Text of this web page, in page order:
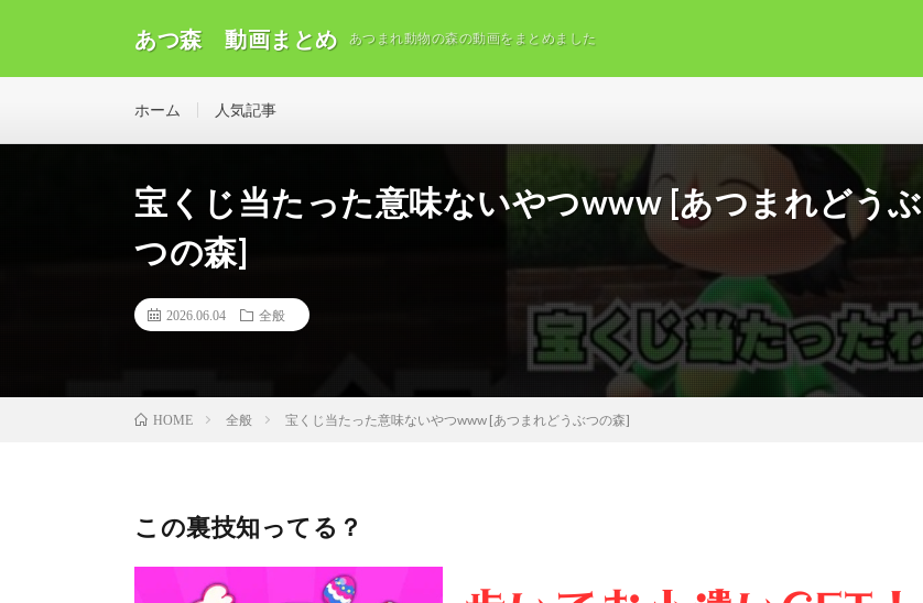
あつ森 動画まとめ あつまれ動物の森の動画をまとめました
ホーム 人気記事
宝くじ当たった意味ないやつwww [あつまれどうぶ
つの森]
2026.06.04 全般
HOME 全般 宝くじ当たった意味ないやつwww [あつまれどうぶつの森]
この裏技知ってる？